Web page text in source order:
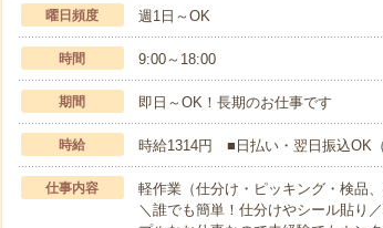
曜日頻度 週1日～OK
時間 9:00～18:00
期間 即日～OK！長期のお仕事です
時給 時給1314円 ■日払い・翌日振込OK（
仕事内容
軽作業（仕分け・ピッキング・検品、
＼誰でも簡単！仕分けやシール貼り